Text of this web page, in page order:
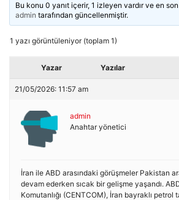
Bu konu 0 yanıt içerir, 1 izleyen vardır ve en son
admin tarafından güncellenmiştir.
1 yazı görüntüleniyor (toplam 1)
Yazar Yazılar
21/05/2026: 11:57 am
admin
Anahtar yönetici
İran ile ABD arasındaki görüşmeler Pakistan
devam ederken sıcak bir gelişme yaşandı.
Komutanlığı (CENTCOM), İran bayraklı petrol